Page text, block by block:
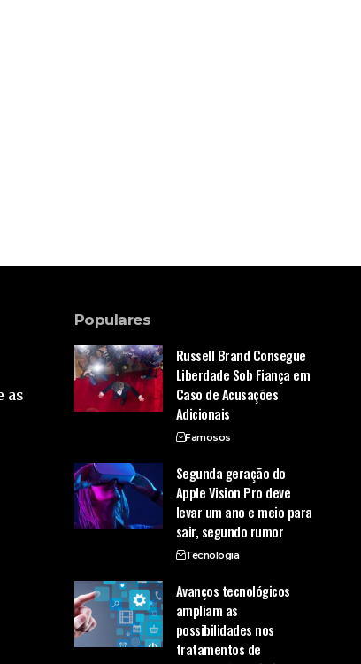
as
Populares
Russell Brand Consegue
Liberdade Sob Fiança em
Caso de Acusações
Adicionais
Famosos
Segunda geração do
Apple Vision Pro deve
levar um ano e meio para
sair, segundo rumor
Tecnologia
Avanços tecnológicos
ampliam as
possibilidades nos
tratamentos de